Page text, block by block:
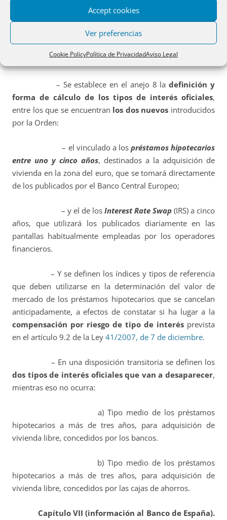
Accept cookies
Ver preferencias
Cookie PolicyPolítica de PrivacidadAviso Legal
también con la formulación matemática del anejo 7, si
bien teniendo en cuenta exclusivamente el plazo
pendiente hasta el vencimiento o amortización y los
conceptos de coste o rendimiento que resten por pagar o
por cobrar si la operación sigue su curso normal.
– Se establece en el anejo 8 ladefinición y
forma de cálculo de los tipos de interés oficiales,
entre los que se encuentran los dos nuevos introducidos
por la Orden:
– el vinculado a los préstamos hipotecarios
entre uno y cinco años, destinados a la adquisición de
vivienda en la zona del euro, que se tomará directamente
de los publicados por el Banco Central Europeo;
– y el de los Interest Rate Swap (IRS) a cinco
años, que utilizará los publicados diariamente en las
pantallas habitualmente empleadas por los operadores
financieros.
– Y se definen los índices y tipos de referencia
que deben utilizarse en la determinación del valor de
mercado de los préstamos hipotecarios que se cancelan
anticipadamente, a efectos de constatar si ha lugar a la
compensación por riesgo de tipo de interés prevista
en el artículo 9.2 de la Ley 41/2007, de 7 de diciembre.
– En una disposición transitoria se definen los
dos tipos de interés oficiales que van a desaparecer,
mientras eso no ocurra:
a) Tipo medio de los préstamos
hipotecarios a más de tres años, para adquisición de
vivienda libre, concedidos por los bancos.
b) Tipo medio de los préstamos
hipotecarios a más de tres años, para adquisición de
vivienda libre, concedidos por las cajas de ahorros.
Capítulo VII (información al Banco de España).